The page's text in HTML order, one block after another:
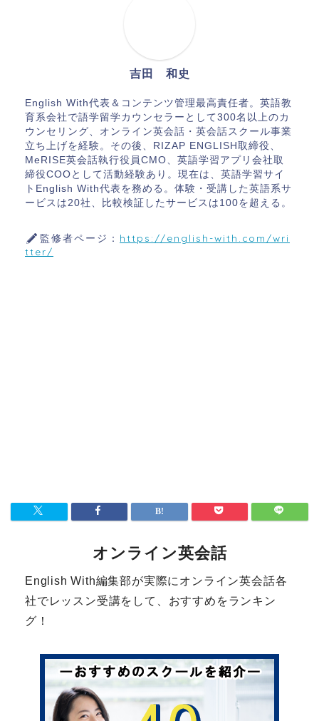
吉田 和史
English With代表＆コンテンツ管理最高責任者。英語教
育系会社で語学留学カウンセラーとして300名以上のカ
ウンセリング、オンライン英会話・英会話スクール事業
立ち上げを経験。その後、RIZAP ENGLISH取締役、
MeRISE英会話執行役員CMO、英語学習アプリ会社取
締役COOとして活動経験あり。現在は、英語学習サイ
トEnglish With代表を務める。体験・受講した英語系サ
ービスは20社、比較検証したサービスは100を超える。
監修者ページ： https://english-with.com/wri
tter/
オンライン英会話
English With編集部が実際にオンライン英会話各
社でレッスン受講をして、おすすめをランキン
グ！